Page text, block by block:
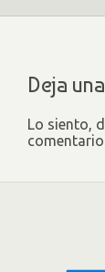
Deja
Lo siento,